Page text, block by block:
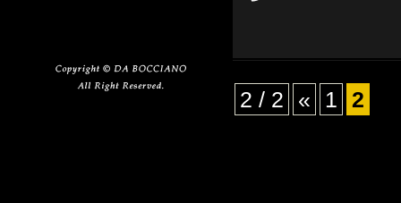
2 / 2 « 1 2